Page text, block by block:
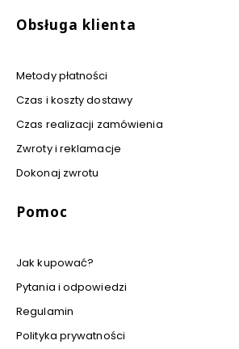
Obsługa klienta
Metody płatności
Czas i koszty dostawy
Czas realizacji zamówienia
Zwroty i reklamacje
Dokonaj zwrotu
Pomoc
Jak kupować?
Pytania i odpowiedzi
Regulamin
Polityka prywatności